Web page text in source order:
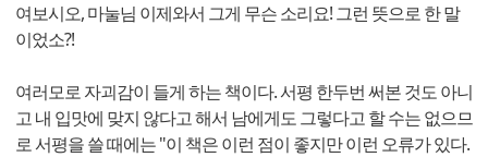
여보시오, 마눌님 이제와서 그게 무슨 소리요! 그런 뜻으로 한 말
이었소?!
여러모로 자괴감이 들게 하는 책이다. 서평 한두번 써본 것도 아니
고 내 입맛에 맞지 않다고 해서 남에게도 그렇다고 할 수는 없으므
로 서평을 쓸 때에는 "이 책은 이런 점이 좋지만 이런 오류가 있다.